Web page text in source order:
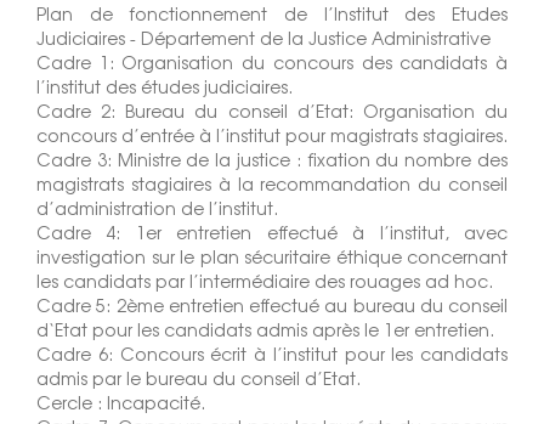
Plan de fonctionnement de l’Institut des Etudes
Judiciaires - Département de la Justice Administrative
Cadre 1: Organisation du concours des candidats à
l’institut des études judiciaires.
Cadre 2: Bureau du conseil d’Etat: Organisation du
concours d’entrée à l’institut pour magistrats stagiaires.
Cadre 3: Ministre de la justice : fixation du nombre des
magistrats stagiaires à la recommandation du conseil
d’administration de l’institut.
Cadre 4: 1er entretien effectué à l’institut, avec
investigation sur le plan sécuritaire éthique concernant
les candidats par l’intermédiaire des rouages ad hoc.
Cadre 5: 2ème entretien effectué au bureau du conseil
d‘Etat pour les candidats admis après le 1er entretien.
Cadre 6: Concours écrit à l’institut pour les candidats
admis par le bureau du conseil d’Etat.
Cercle : Incapacité.